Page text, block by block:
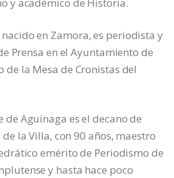
y académico de Historia.
nacido en Zamora, es periodista y
Prensa en el Ayuntamiento de
la Mesa de Cronistas del
Aguinaga es el decano de
la Villa, con 90 años, maestro
emérito de Periodismo de
y hasta hace poco